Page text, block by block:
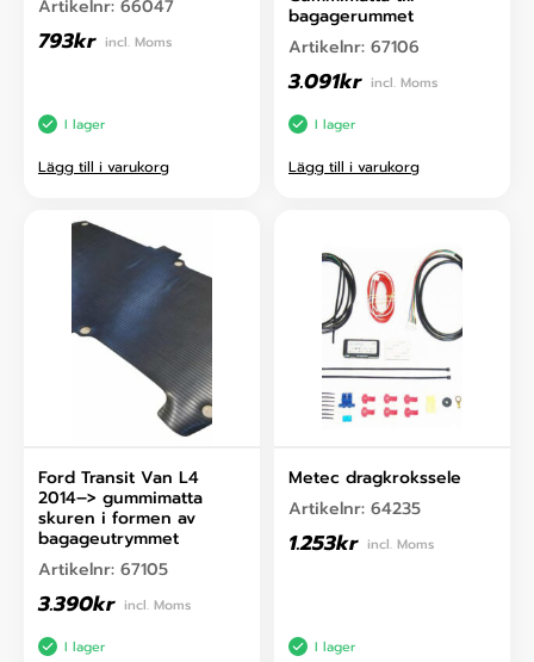
Artikelnr: 66047
793kr incl. Moms
I lager
Lägg till i varukorg
bagagerummet
Artikelnr: 67106
3.091kr incl. Moms
I lager
Lägg till i varukorg
Ford Transit Van L4
2014–> gummimatta
skuren i formen av
bagageutrymmet
Artikelnr: 67105
3.390kr incl. Moms
I lager
Metec dragkrokssele
Artikelnr: 64235
1.253kr incl. Moms
I lager